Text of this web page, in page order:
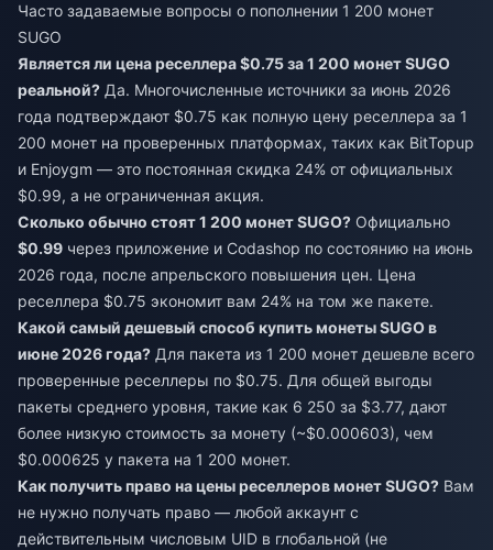
Часто задаваемые вопросы о пополнении 1 200 монет
SUGO
Является ли цена реселлера $0.75 за 1 200 монет SUGO
реальной? Да. Многочисленные источники за июнь 2026
года подтверждают $0.75 как полную цену реселлера за 1
200 монет на проверенных платформах, таких как BitTopup
и Enjoygm — это постоянная скидка 24% от официальных
$0.99, а не ограниченная акция.
Сколько обычно стоят 1 200 монет SUGO? Официально
$0.99 через приложение и Codashop по состоянию на июнь
2026 года, после апрельского повышения цен. Цена
реселлера $0.75 экономит вам 24% на том же пакете.
Какой самый дешевый способ купить монеты SUGO в
июне 2026 года? Для пакета из 1 200 монет дешевле всего
проверенные реселлеры по $0.75. Для общей выгоды
пакеты среднего уровня, такие как 6 250 за $3.77, дают
более низкую стоимость за монету (~$0.000603), чем
$0.000625 у пакета на 1 200 монет.
Как получить право на цены реселлеров монет SUGO? Вам
не нужно получать право — любой аккаунт с
действительным числовым UID в глобальной (не